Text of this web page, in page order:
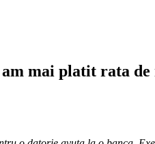
mai platit rata